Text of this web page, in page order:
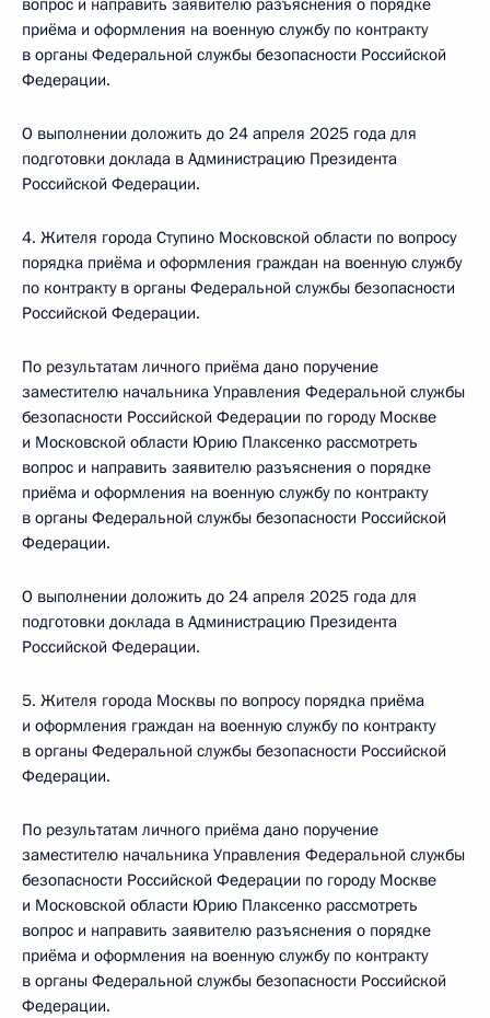
вопрос и направить заявителю разъяснения о порядке
приёма и оформления на военную службу по контракту
в органы Федеральной службы безопасности Российской
Федерации.
О выполнении доложить до 24 апреля 2025 года для
подготовки доклада в Администрацию Президента
Российской Федерации.
4. Жителя города Ступино Московской области по вопросу
порядка приёма и оформления граждан на военную службу
по контракту в органы Федеральной службы безопасности
Российской Федерации.
По результатам личного приёма дано поручение
заместителю начальника Управления Федеральной службы
безопасности Российской Федерации по городу Москве
и Московской области Юрию Плаксенко рассмотреть
вопрос и направить заявителю разъяснения о порядке
приёма и оформления на военную службу по контракту
в органы Федеральной службы безопасности Российской
Федерации.
О выполнении доложить до 24 апреля 2025 года для
подготовки доклада в Администрацию Президента
Российской Федерации.
5. Жителя города Москвы по вопросу порядка приёма
и оформления граждан на военную службу по контракту
в органы Федеральной службы безопасности Российской
Федерации.
По результатам личного приёма дано поручение
заместителю начальника Управления Федеральной службы
безопасности Российской Федерации по городу Москве
и Московской области Юрию Плаксенко рассмотреть
вопрос и направить заявителю разъяснения о порядке
приёма и оформления на военную службу по контракту
в органы Федеральной службы безопасности Российской
Федерации.